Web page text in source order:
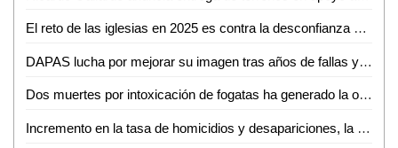
El reto de las iglesias en 2025 es contra la desconfianza y los conceptos negativos: Juan Muñoz
DAPAS lucha por mejorar su imagen tras años de fallas y mala gestión: Alfredo Zúñiga Herverth
Dos muertes por intoxicación de fogatas ha generado la onda fría
Incremento en la tasa de homicidios y desapariciones, la cruda realidad que se vive en México: Francisco Rivas